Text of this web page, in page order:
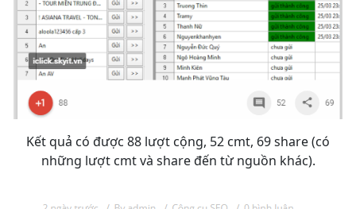
Kết quả có được 88 lượt cộng, 52 cmt, 69 share (có
những lượt cmt và share đến từ nguồn khác).